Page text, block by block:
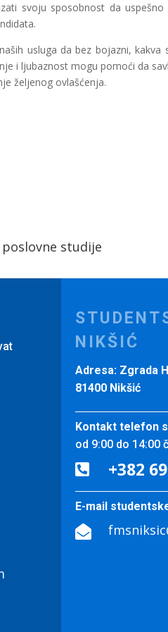
svoju sposobnost da uspešno
usluga da bez bojazni,
i ljubaznost mogu pomoći da
željenog ovlašćenja.
studije
NIKŠIĆ
Adresa: Zgrada
81400 Nikšić
Kontakt telefon
od 9:00 do 14:00
 +382
E-mail
